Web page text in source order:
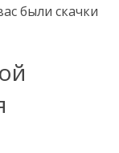
были скачки